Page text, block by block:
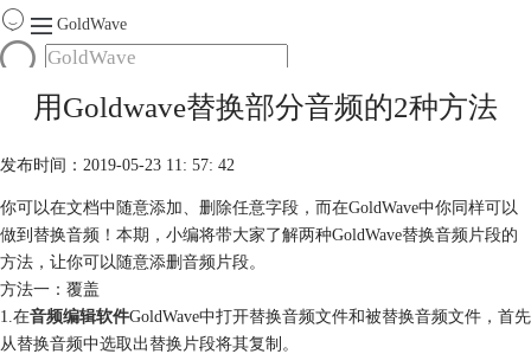
GoldWave
购买
用Goldwave替换部分音频的2种方法
发布时间：2019-05-23 11: 57: 42
你可以在文档中随意添加、删除任意字段，而在GoldWave中你同样可以
做到替换音频！本期，小编将带大家了解两种GoldWave替换音频片段的
方法，让你可以随意添删音频片段。
方法一：覆盖
1.在音频编辑软件GoldWave中打开替换音频文件和被替换音频文件，首先
从替换音频中选取出替换片段将其复制。